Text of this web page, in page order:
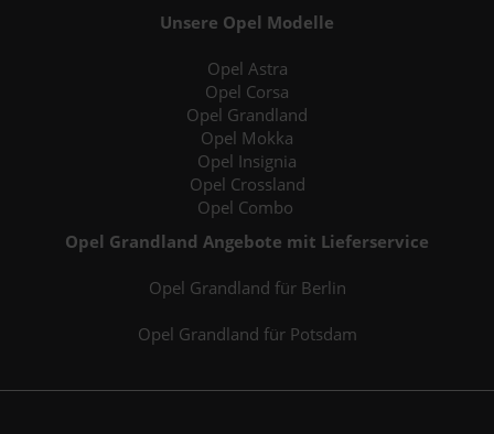
Unsere Opel Modelle
Opel Astra
Opel Corsa
Opel Grandland
Opel Mokka
Opel Insignia
Opel Crossland
Opel Combo
Opel Grandland Angebote mit Lieferservice
Opel Grandland für Berlin
Opel Grandland für Potsdam